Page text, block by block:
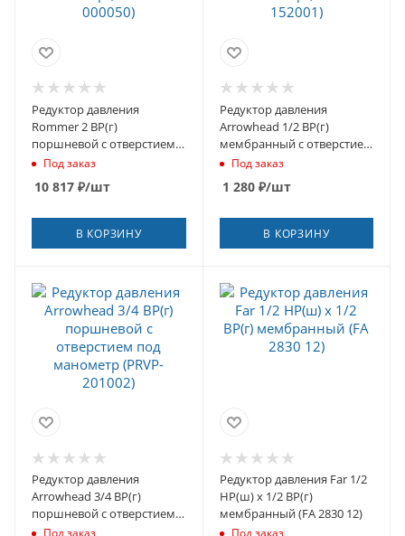
Редуктор давления
Rommer 2 ВР(г)
поршневой с отверстием
под манометр (RVS-0008-
Под заказ
10 817 ₽/шт
В КОРЗИНУ
Редуктор давления
Arrowhead 1/2 ВР(г)
мембранный с отверстием
под манометр (PRVM-
Под заказ
1 280₽/шт
В КОРЗИНУ
Редуктор давления
Arrowhead 3/4 ВР(г)
поршневой с отверстием
под манометр (PRVP-
Редуктор давления Far 1/2
НР(ш) х 1/2 ВР(г)
мембранный (FA 2830 12)